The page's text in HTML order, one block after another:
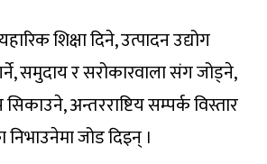
शिक्षा दिने, उत्पादन उद्योग
समुदाय र सरोकारवाला संग जोड्ने,
अन्तरराष्टिय सम्पर्क विस्तार
जोड दिइन् ।